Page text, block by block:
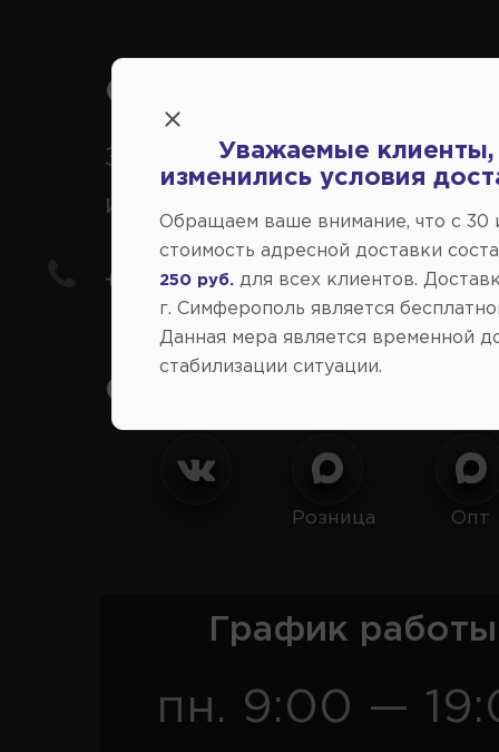
Справочный центр:
Заказ шин, дисков,
иномарки
+7(978) 206-206-8
Социальные сети:
Розница Опт
График
пн. 9:00 —
Уважаемые клиенты,
изменились условия
Обращаем ваше внимание, что c 30
стоимость адресной доставки
250 руб. для всех клиентов.
г. Симферополь является
Данная мера является временной
стабилизации ситуации.